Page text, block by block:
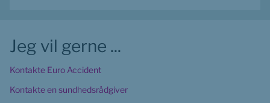
Jeg vil gerne ...
Kontakte Euro Accident
Kontakte en sundhedsrådgiver